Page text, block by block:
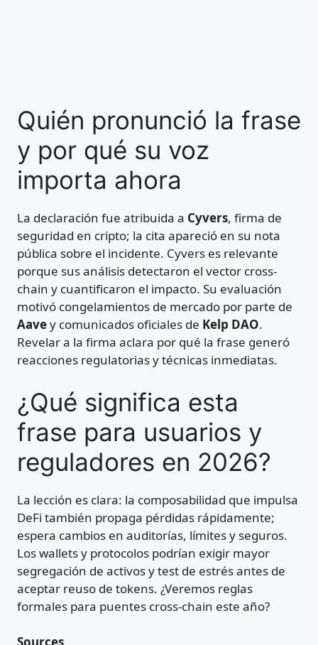
Quién pronunció la frase
y por qué su voz
importa ahora
La declaración fue atribuida a Cyvers, firma de
seguridad en cripto; la cita apareció en su nota
pública sobre el incidente. Cyvers es relevante
porque sus análisis detectaron el vector cross-
chain y cuantificaron el impacto. Su evaluación
motivó congelamientos de mercado por parte de
Aavey comunicados oficiales de Kelp DAO.
Revelar a la firma aclara por qué la frase generó
reacciones regulatorias y técnicas inmediatas.
¿Qué significa esta
frase para usuarios y
reguladores en 2026?
La lección es clara: la composabilidad que impulsa
DeFi también propaga pérdidas rápidamente;
espera cambios en auditorías, límites y seguros.
Los wallets y protocolos podrían exigir mayor
segregación de activos y test de estrés antes de
aceptar reuso de tokens. ¿Veremos reglas
formales para puentes cross-chain este año?